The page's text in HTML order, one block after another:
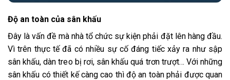
Độ an toàn của sân khấu
Đây là vấn đề mà nhà tổ chức sự kiện phải đặt lên hàng đầu.
Vì trên thực tế đã có nhiều sự cố đáng tiếc xảy ra như sập
sân khấu, dàn treo bị rơi, sân khấu quá trơn trượt… Với những
sân khấu có thiết kế càng cao thì độ an toàn phải được quan